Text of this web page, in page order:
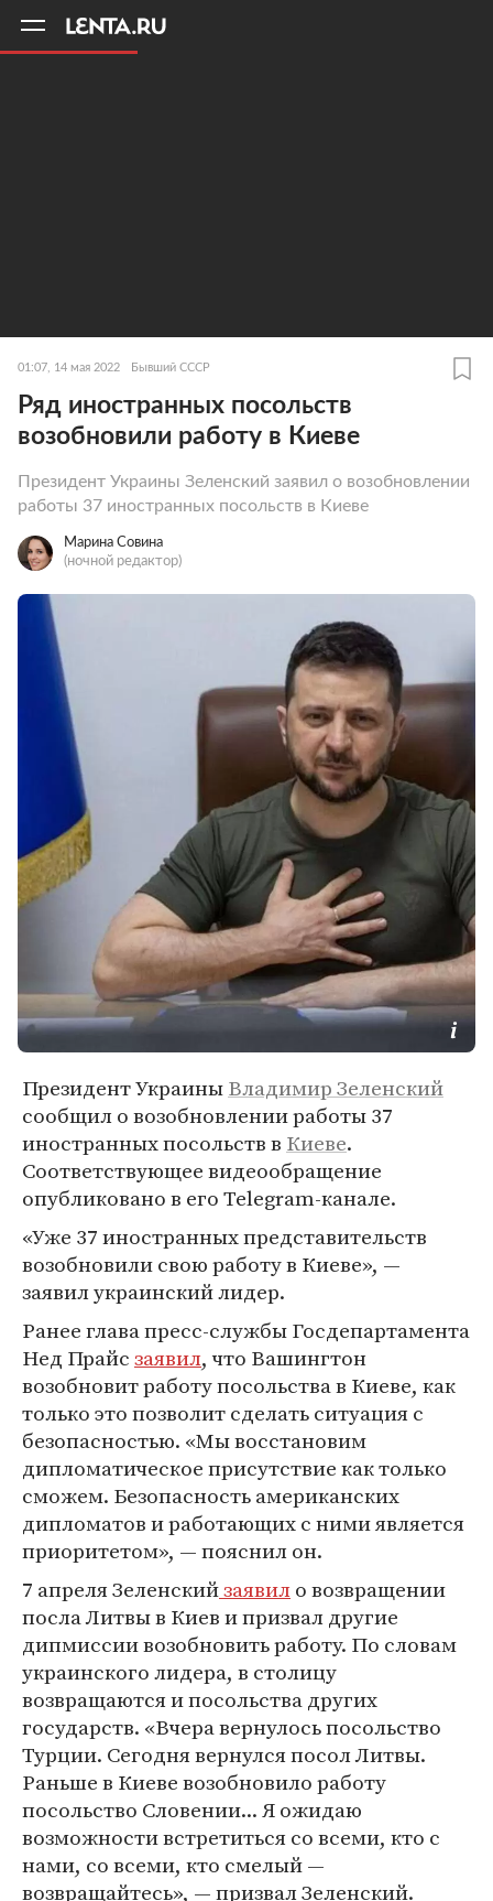
01:07, 14 мая 2022 Бывший СССР
Ряд иностранных посольств
возобновили работу в Киеве
Президент Украины Зеленский заявил о возобновлении
работы 37 иностранных посольств в Киеве
Марина Совина
(ночной редактор)
Президент УкраиныВладимир Зеленский
сообщил о возобновлении работы 37
иностранных посольств в Киеве.
Соответствующее видеообращение
опубликовано в его Telegram-канале.
«Уже 37 иностранных представительств
возобновили свою работу в Киеве», —
заявил украинский лидер.
Ранее глава пресс-службы Госдепартамента
Нед Прайсзаявил, что Вашингтон
возобновит работу посольства в Киеве, как
только это позволит сделать ситуация с
безопасностью. «Мы восстановим
дипломатическое присутствие как только
сможем. Безопасность американских
дипломатов и работающих с ними является
приоритетом», — пояснил он.
7 апреля Зеленскийзаявило возвращении
посла Литвы в Киев и призвал другие
дипмиссии возобновить работу. По словам
украинского лидера, в столицу
возвращаются и посольства других
государств. «Вчера вернулось посольство
Турции. Сегодня вернулся посол Литвы.
Раньше в Киеве возобновило работу
посольство Словении... Я ожидаю
возможности встретиться со всеми, кто с
нами, со всеми, кто смелый —
возвращайтесь», — призвал Зеленский.